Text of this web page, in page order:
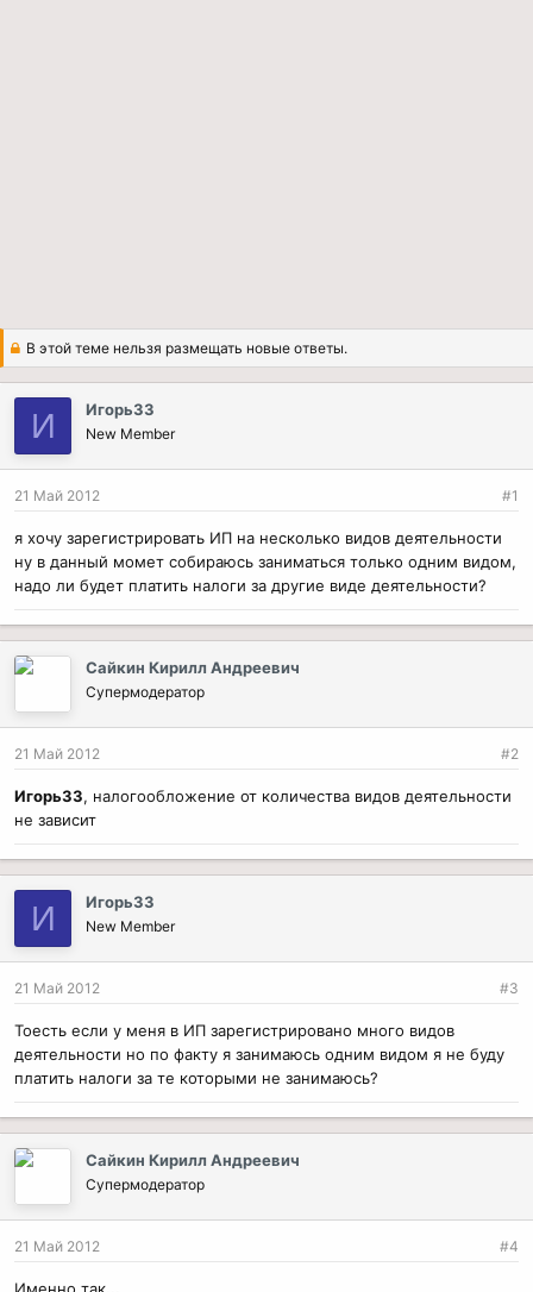
В этой теме нельзя размещать новые ответы.
И Игорь33
New Member
21 Май 2012 #1
я хочу зарегистрировать ИП на несколько видов деятельности
ну в данный момет собираюсь заниматься только одним видом,
надо ли будет платить налоги за другие виде деятельности?
Сайкин Кирилл Андреевич
Супермодератор
21 Май 2012 #2
Игорь33, налогообложение от количества видов деятельности
не зависит
И Игорь33
New Member
21 Май 2012 #3
Тоесть если у меня в ИП зарегистрировано много видов
деятельности но по факту я занимаюсь одним видом я не буду
платить налоги за те которыми не занимаюсь?
Сайкин Кирилл Андреевич
Супермодератор
21 Май 2012 #4